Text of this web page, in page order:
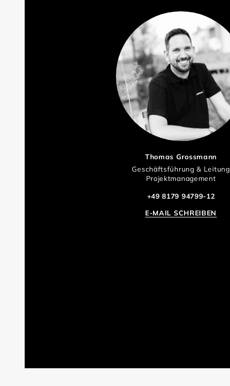
Thomas Grossmann
Geschäftsführung & Leitung
Projektmanagement
+49 8179 94799-12
E-MAIL SCHREIBEN